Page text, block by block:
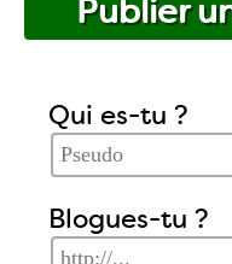
Publier
Qui es-tu ?
Blogues-tu ?